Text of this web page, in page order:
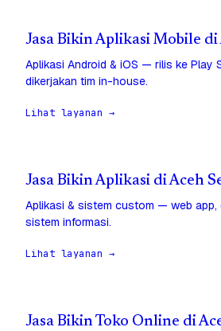
Jasa Bikin Aplikasi Mobile di
Aplikasi Android & iOS — rilis ke Play
dikerjakan tim in-house.
Lihat layanan →
Jasa Bikin Aplikasi di Aceh
Aplikasi & sistem custom — web app,
sistem informasi.
Lihat layanan →
Jasa Bikin Toko Online di